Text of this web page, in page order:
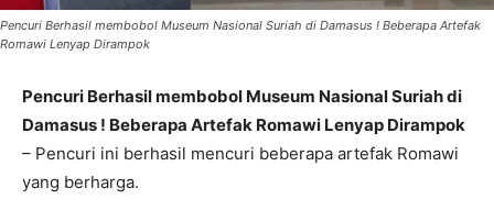
Pencuri Berhasil membobol Museum Nasional Suriah di Damasus ! Beberapa Artefak
Romawi Lenyap Dirampok
Pencuri Berhasil membobol Museum Nasional Suriah di
Damasus ! Beberapa Artefak Romawi Lenyap Dirampok
– Pencuri ini berhasil mencuri beberapa artefak Romawi
yang berharga.